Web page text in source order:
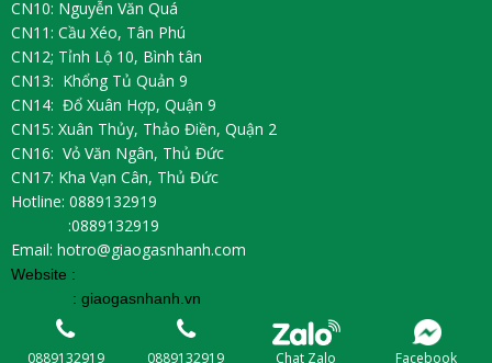
CN10: Nguyễn Văn Quá
CN11: Cầu Xéo, Tân Phú
CN12; Tỉnh Lộ 10, Bình tân
CN13: Khổng Tủ Quản 9
CN14: Đổ Xuân Hợp, Quận 9
CN15: Xuân Thủy, Thảo Điền, Quận 2
CN16: Vỏ Văn Ngân, Thủ Đức
CN17: Kha Vạn Cân, Thủ Đức
Hotline: 0889132919
:0889132919
Email: hotro@giaogasnhanh.com
Website :
: giaogasnhanh.vn
0889132919 0889132919 Chat Zalo Facebook